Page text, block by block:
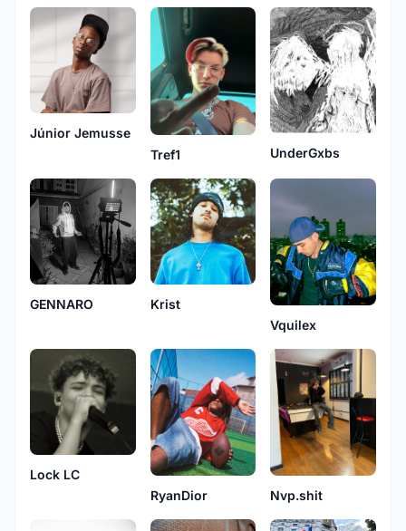
Júnior Jemusse
Tref1
UnderGxbs
GENNARO
Krist
Vquilex
Lock LC
RyanDior
Nvp.shit